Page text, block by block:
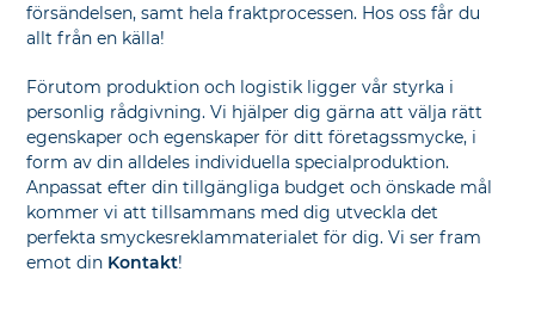
försändelsen, samt hela fraktprocessen. Hos oss får du
allt från en källa!
Förutom produktion och logistik ligger vår styrka i
personlig rådgivning. Vi hjälper dig gärna att välja rätt
egenskaper och egenskaper för ditt företagssmycke, i
form av din alldeles individuella specialproduktion.
Anpassat efter din tillgängliga budget och önskade mål
kommer vi att tillsammans med dig utveckla det
perfekta smyckesreklammaterialet för dig. Vi ser fram
emot din Kontakt!